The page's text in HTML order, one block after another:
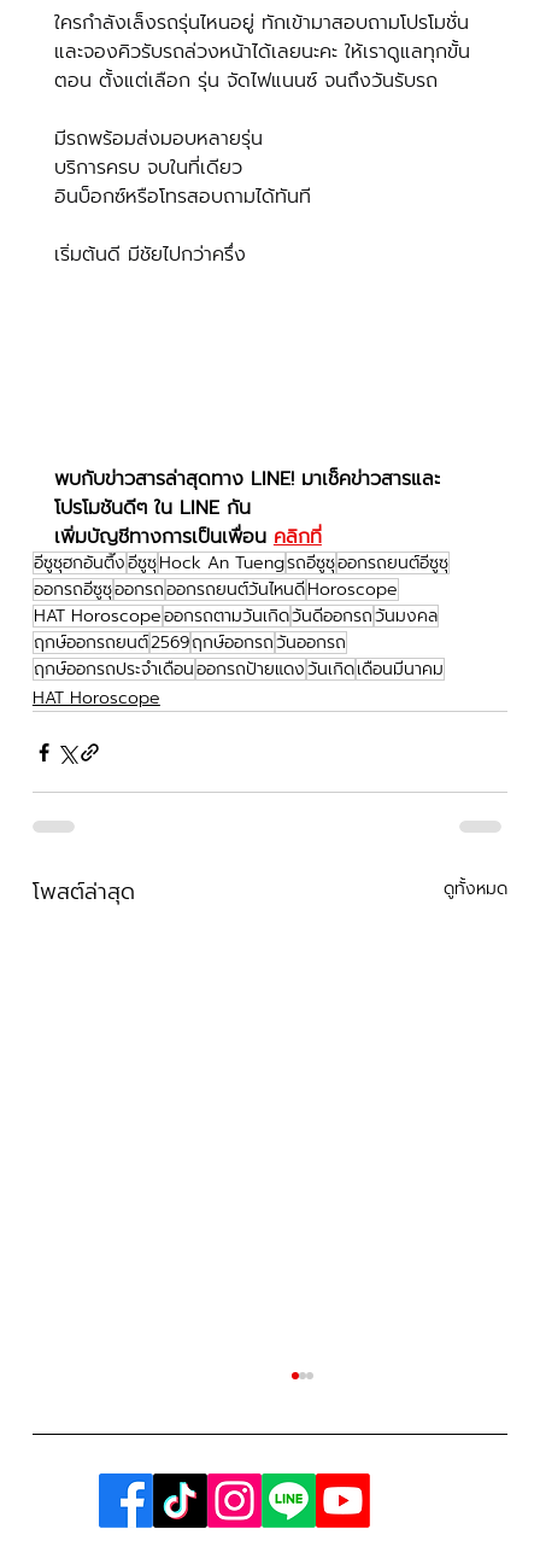
ใครกำลังเล็งรถรุ่นไหนอยู่ ทักเข้ามาสอบถามโปรโมชั่น
และจองคิวรับรถล่วงหน้าได้เลยนะคะ ให้เราดูแลทุกขั้น
ตอน ตั้งแต่เลือก รุ่น จัดไฟแนนซ์ จนถึงวันรับรถ
มีรถพร้อมส่งมอบหลายรุ่น
บริการครบ จบในที่เดียว
อินบ็อกซ์หรือโทรสอบถามได้ทันที
เริ่มต้นดี มีชัยไปกว่าครึ่ง
พบกับข่าวสารล่าสุดทาง LINE! มาเช็คข่าวสารและ
โปรโมชันดีๆ ใน LINE กัน
เพิ่มบัญชีทางการเป็นเพื่อน คลิกที่
อีซูซุฮกอันตึ๊งอีซูซุHock An Tuengรถอีซูซุออกรถยนต์อีซูซุ
ออกรถอีซูซุออกรถออกรถยนต์วันไหนดีHoroscope
HAT Horoscopeออกรถตามวันเกิดวันดีออกรถวันมงคล
ฤกษ์ออกรถยนต์2569ฤกษ์ออกรถวันออกรถ
ฤกษ์ออกรถประจำเดือนออกรถป้ายแดงวันเกิดเดือนมีนาคม
HAT Horoscope
โพสต์ล่าสุด ดูทั้งหมด